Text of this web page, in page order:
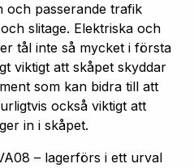
och passerande trafik
slitage. Elektriska och
tål inte så mycket i första
viktigt att skåpet skyddar
som kan bidra till att
också viktigt att
in i skåpet.
– lagerförs i ett urval